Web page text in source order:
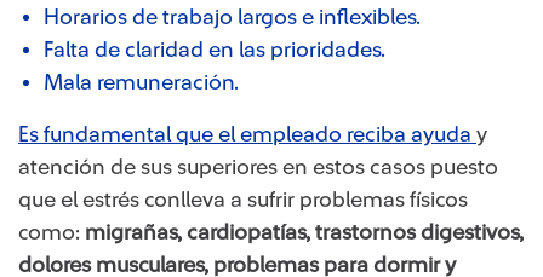
Horarios de trabajo largos e inflexibles.
Falta de claridad en las prioridades.
Mala remuneración.
Es fundamental que el empleado reciba ayuda y
atención de sus superiores en estos casos puesto
que el estrés conlleva a sufrir problemas físicos
como: migrañas, cardiopatías, trastornos digestivos,
dolores musculares, problemas para dormir y